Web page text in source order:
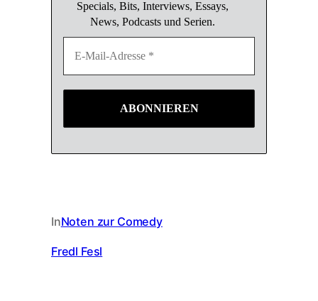
Specials, Bits, Interviews, Essays,
News, Podcasts und Serien.
InNoten zur Comedy
Fredl Fesl